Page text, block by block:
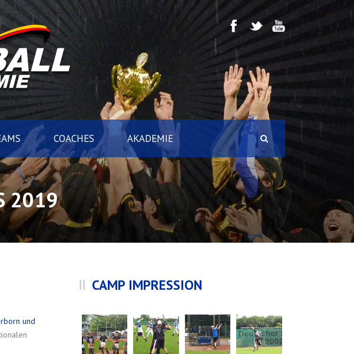
COACHES AKADEMIE
2019
und
CAMP IMPRESSION